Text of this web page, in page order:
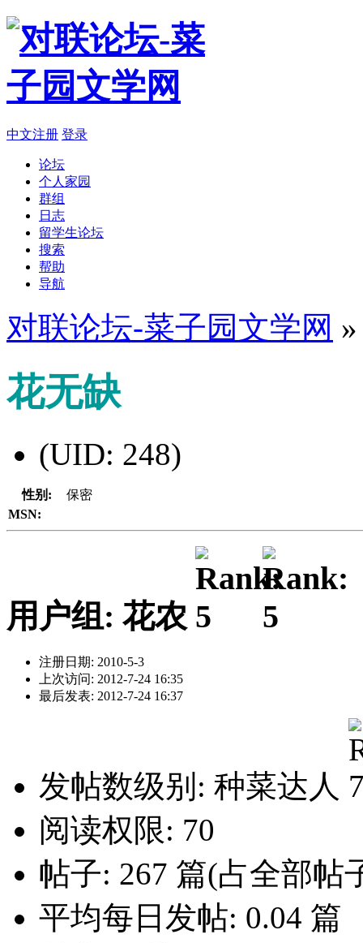
中文注册 登录
论坛
个人家园
群组
日志
留学生论坛
搜索
帮助
导航
对联论坛-菜子园文学网
花无缺
(UID: 248)
性别:
保密
MSN:
用户组: 花农
注册日期: 2010-5-3
上次访问: 2012-7-24 16:35
最后发表: 2012-7-24 16:37
发帖数级别: 种菜达人
阅读权限: 70
帖子: 267 篇(占全部帖
平均每日发帖: 0.04 篇